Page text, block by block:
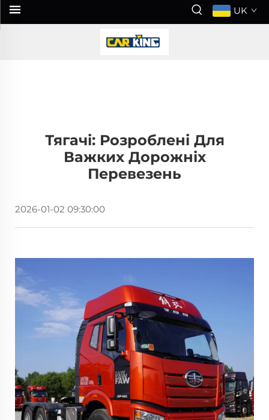
UK
Тягачі: Розроблені Для
Важких Дорожніх
Перевезень
2026-01-02 09:30:00